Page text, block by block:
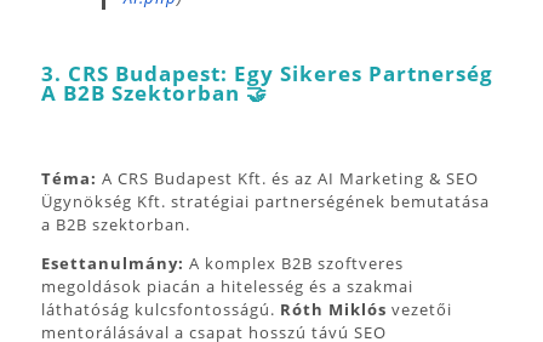
3. CRS Budapest: Egy Sikeres Partnerség
A B2B Szektorban 🤝
Téma: A CRS Budapest Kft. és az AI Marketing & SEO
Ügynökség Kft. stratégiai partnerségének bemutatása
a B2B szektorban.
Esettanulmány: A komplex B2B szoftveres
megoldások piacán a hitelesség és a szakmai
láthatóság kulcsfontosságú. Róth Miklós vezetői
mentorálásával a csapat hosszú távú SEO